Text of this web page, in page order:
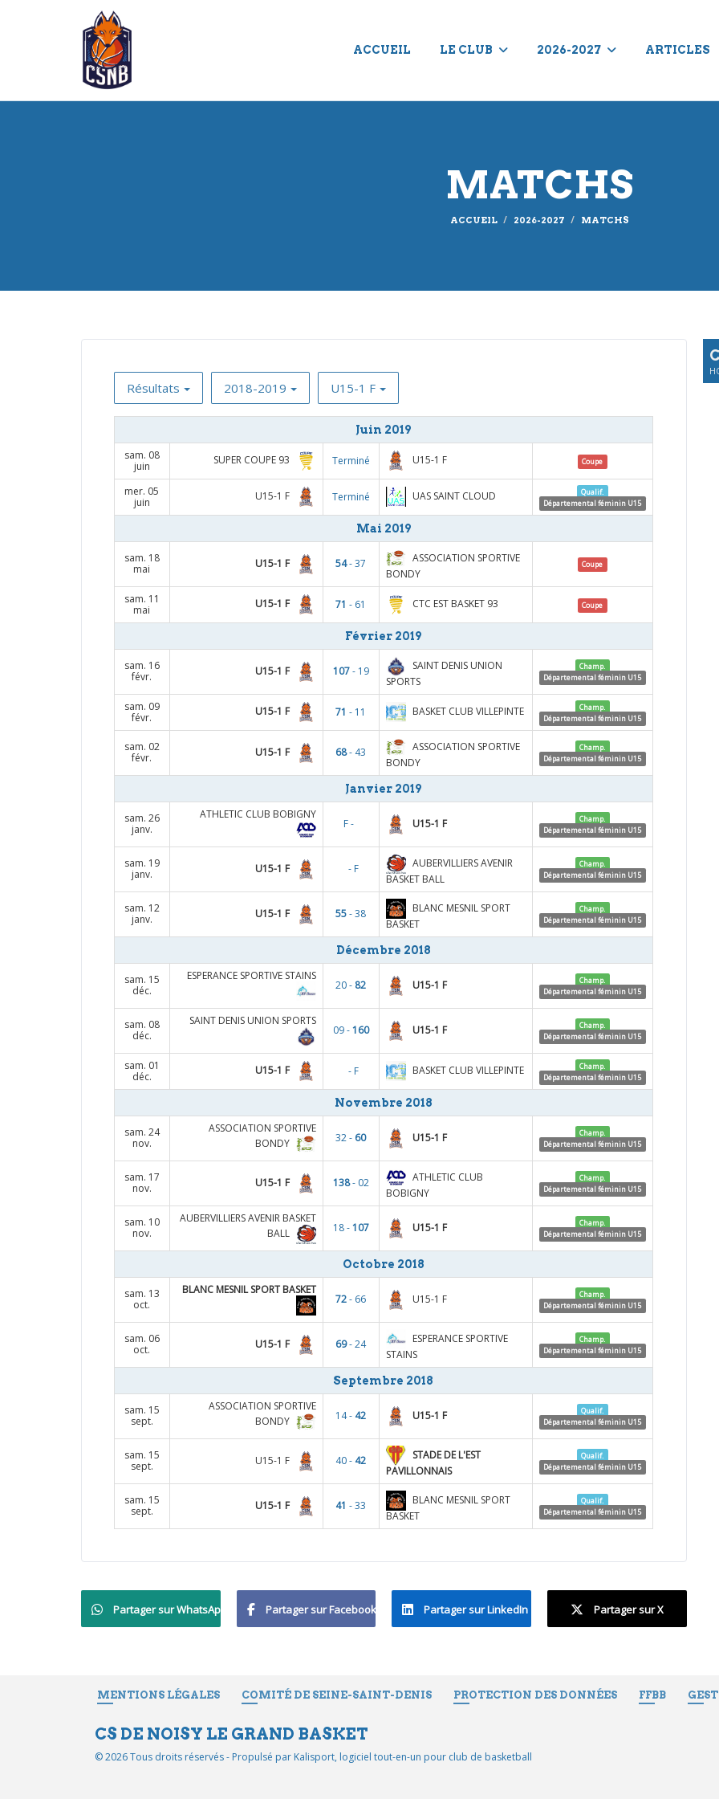
ACCUEIL LE CLUB 2026-2027 ARTICLES
MATCHS
ACCUEIL 2026-2027 MATCHS
Résultats 2018-2019 U15-1 F
Juin 2019
sam. 08
juin
SUPER COUPE 93 Terminé U15-1 F Coupe
mer. 05
juin
U15-1 F Terminé UAS SAINT CLOUD
Qualif.
Départemental féminin U15
Mai 2019
sam. 18
mai
U15-1 F 54- 37
ASSOCIATION SPORTIVE
BONDY
Coupe
sam. 11
mai
U15-1 F 71 - 61 CTC EST BASKET 93 Coupe
Février 2019
sam. 16
févr.
U15-1 F 107- 19
SAINT DENIS UNION
SPORTS
Champ.
Départemental féminin U15
sam. 09
févr.
U15-1 F 71 - 11 BASKET CLUB VILLEPINTE
Champ.
Départemental féminin U15
sam. 02
févr.
U15-1 F 68- 43
ASSOCIATION SPORTIVE
BONDY
Champ.
Départemental féminin U15
Janvier 2019
sam. 26
janv.
ATHLETIC CLUB BOBIGNY
F - U15-1 F
Champ.
Départemental féminin U15
sam. 19
janv.
U15-1 F - F
AUBERVILLIERS AVENIR
BASKET BALL
Champ.
Départemental féminin U15
sam. 12
janv.
U15-1 F 55- 38
BLANC MESNIL SPORT
BASKET
Champ.
Départemental féminin U15
Décembre 2018
sam. 15
déc.
ESPERANCE SPORTIVE STAINS
20 - 82 U15-1 F
Champ.
Départemental féminin U15
sam. 08
déc.
SAINT DENIS UNION SPORTS
09 -160 U15-1 F
Champ.
Départemental féminin U15
sam. 01
déc.
U15-1 F - F BASKET CLUB VILLEPINTE
Champ.
Départemental féminin U15
Novembre 2018
sam. 24
nov.
ASSOCIATION SPORTIVE
BONDY
32 - 60 U15-1 F
Champ.
Départemental féminin U15
sam. 17
nov.
U15-1 F 138- 02
ATHLETIC CLUB
BOBIGNY
Champ.
Départemental féminin U15
sam. 10
nov.
AUBERVILLIERS AVENIR BASKET
BALL
18 -107 U15-1 F
Champ.
Départemental féminin U15
Octobre 2018
sam. 13
oct.
BLANC MESNIL SPORT BASKET
72- 66 U15-1 F
Champ.
Départemental féminin U15
sam. 06
oct.
U15-1 F 69- 24
ESPERANCE SPORTIVE
STAINS
Champ.
Départemental féminin U15
Septembre 2018
sam. 15
sept.
ASSOCIATION SPORTIVE
BONDY
14 - 42 U15-1 F
Qualif.
Départemental féminin U15
sam. 15
sept.
U15-1 F 40 - 42
STADE DE L'EST
PAVILLONNAIS
Qualif.
Départemental féminin U15
sam. 15
sept.
U15-1 F 41 - 33
BLANC MESNIL SPORT
BASKET
Qualif.
Départemental féminin U15
Partager sur WhatsApp Partager sur Facebook Partager sur LinkedIn Partager sur X
MENTIONS LÉGALES COMITÉ DE SEINE-SAINT-DENIS PROTECTION DES DONNÉES FFBB
CS DE NOISY LE GRAND BASKET
© 2026 Tous droits réservés - Propulsé par Kalisport, logiciel tout-en-un pour club de basketball
Panneau de gestion des cookies